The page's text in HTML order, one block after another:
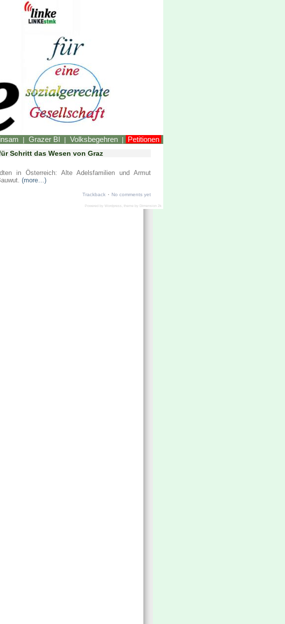
| Grazer BI | Volksbegehren | Petitionen
Schritt das Wesen von Graz
in Österreich: Alte Adelsfamilien und Armut
(more…)
Trackback · No comments yet
Powered by Wordpress , theme by Dimension 2k